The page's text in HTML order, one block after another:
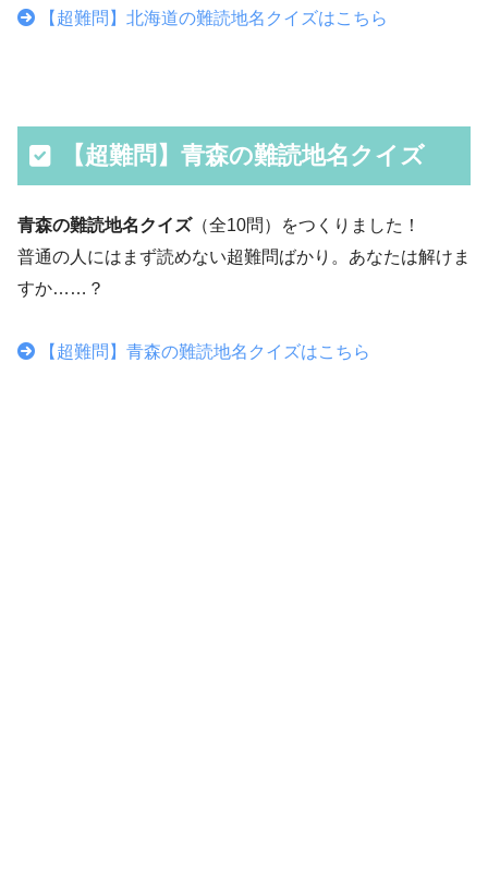
【超難問】北海道の難読地名クイズはこちら
【超難問】青森の難読地名クイズ
青森の難読地名クイズ（全10問）をつくりました！
普通の人にはまず読めない超難問ばかり。あなたは解けま
すか……？
【超難問】青森の難読地名クイズはこちら